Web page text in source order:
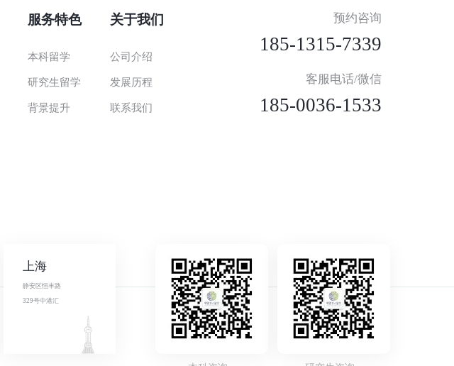
服务特色
本科留学
研究生留学
背景提升
关于我们
公司介绍
发展历程
联系我们
预约咨询
185-1315-7339
客服电话/微信
185-0036-1533
上海
静安区恒丰路
329号中港汇